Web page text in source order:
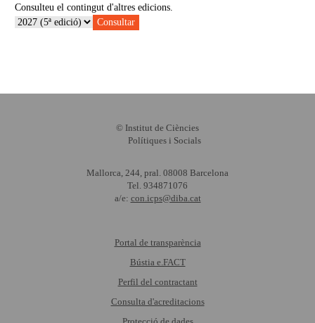
Consulteu el contingut d'altres edicions.
Consultar
© Institut de Ciències
Polítiques i Socials
Mallorca, 244, pral. 08008 Barcelona
Tel. 934871076
a/e: con.icps@diba.cat
Portal de transparència
Bústia e.FACT
Perfil del contractant
Consulta d'acreditacions